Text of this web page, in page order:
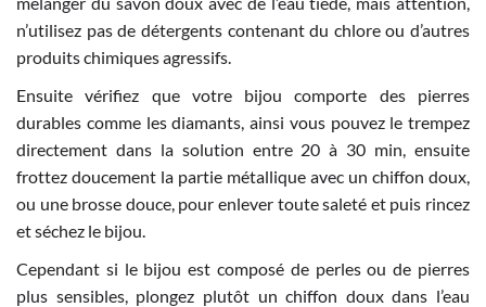
n’utilisez pas de détergents contenant du chlore ou d’autres
produits chimiques agressifs.
Ensuite vérifiez que votre bijou comporte des pierres
durables comme les diamants, ainsi vous pouvez le trempez
directement dans la solution entre 20 à 30 min, ensuite
frottez doucement la partie métallique avec un chiffon doux,
ou une brosse douce, pour enlever toute saleté et puis rincez
et séchez le bijou.
Cependant si le bijou est composé de perles ou de pierres
plus sensibles, plongez plutôt un chiffon doux dans l’eau